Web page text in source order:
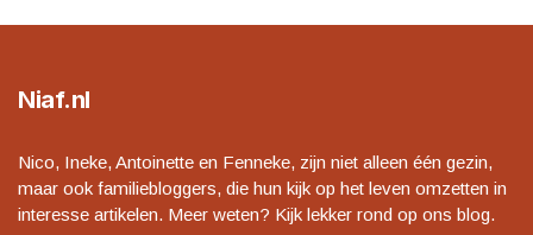
Niaf.nl
Nico, Ineke, Antoinette en Fenneke, zijn niet alleen één gezin,
maar ook familiebloggers, die hun kijk op het leven omzetten in
interesse artikelen. Meer weten? Kijk lekker rond op ons blog.